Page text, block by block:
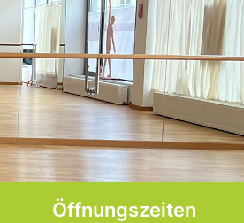
Öffnungszeiten